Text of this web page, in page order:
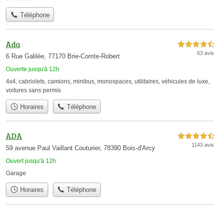
Téléphone
Ada
6 Rue Galilée, 77170 Brie-Comte-Robert
Ouverte jusqu'à 12h
4,5 étoiles sur 5
63 avis
4x4 cabriolets camions minibus monospaces utilitaires véhicules de luxe
voitures sans permis
Horaires Téléphone
ADA
59 avenue Paul Vaillant Couturier, 78390 Bois-d'Arcy
Ouvert jusqu'à 12h
4,5 étoiles sur 5
1143 avis
Garage
Horaires Téléphone